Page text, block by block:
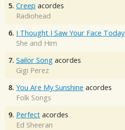
5. Creep acordes
Radiohead
6. I Thought I Saw Your Face Today
She and Him
7. Sailor Song acordes
Gigi Perez
8. You Are My Sunshine acordes
Folk Songs
9. Perfect acordes
Ed Sheeran